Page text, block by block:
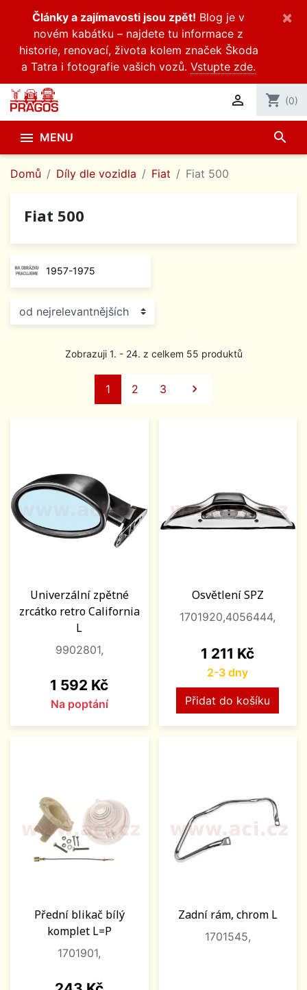
Články a zajímavosti jsou zpět! Blog je v
novém kabátku – najdete tu informace z
historie, renovací, života kolem značek Škoda
a Tatra i fotografie vašich vozů. Vstupte zde.
×
 shopping_cart (0)
 MENU search
Domů Díly dle vozidla Fiat Fiat 500
Fiat 500
1957-1975
Zobrazuji 1. - 24. z celkem 55 produktů
1 2 3 Další

Univerzální zpětné
zrcátko retro California
L
9902801,
Cena
1 592 Kč
Na poptání
Osvětlení SPZ
1701920,4056444,
Cena
1 211 Kč
2-3 dny
Přidat do košíku
Přední blikač bílý
komplet L=P
1701901,
Cena
Zadní rám, chrom L
1701545,